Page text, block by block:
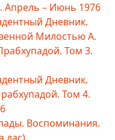
Апрель – Июнь 1976
Дневник.
Милостью А.
Том 3.
Дневник.
Том 4.
Воспоминания.